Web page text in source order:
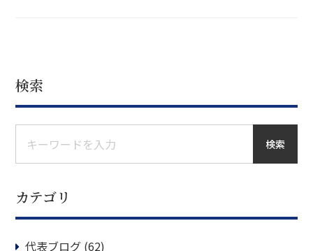
良は漢
検索
検索
カテゴリ
代表ブログ (62)